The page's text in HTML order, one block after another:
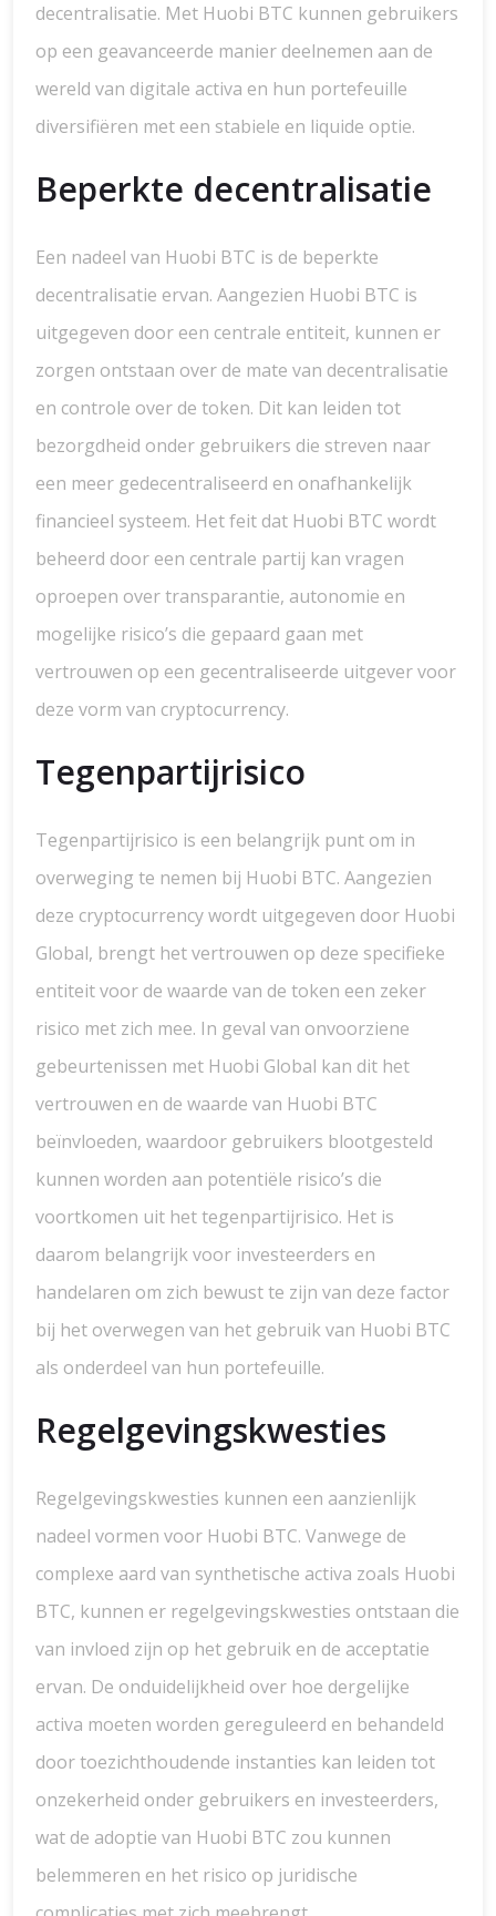
decentralisatie. Met Huobi BTC kunnen gebruikers
op een geavanceerde manier deelnemen aan de
wereld van digitale activa en hun portefeuille
diversifiëren met een stabiele en liquide optie.
Beperkte decentralisatie
Een nadeel van Huobi BTC is de beperkte
decentralisatie ervan. Aangezien Huobi BTC is
uitgegeven door een centrale entiteit, kunnen er
zorgen ontstaan over de mate van decentralisatie
en controle over de token. Dit kan leiden tot
bezorgdheid onder gebruikers die streven naar
een meer gedecentraliseerd en onafhankelijk
financieel systeem. Het feit dat Huobi BTC wordt
beheerd door een centrale partij kan vragen
oproepen over transparantie, autonomie en
mogelijke risico’s die gepaard gaan met
vertrouwen op een gecentraliseerde uitgever voor
deze vorm van cryptocurrency.
Tegenpartijrisico
Tegenpartijrisico is een belangrijk punt om in
overweging te nemen bij Huobi BTC. Aangezien
deze cryptocurrency wordt uitgegeven door Huobi
Global, brengt het vertrouwen op deze specifieke
entiteit voor de waarde van de token een zeker
risico met zich mee. In geval van onvoorziene
gebeurtenissen met Huobi Global kan dit het
vertrouwen en de waarde van Huobi BTC
beïnvloeden, waardoor gebruikers blootgesteld
kunnen worden aan potentiële risico’s die
voortkomen uit het tegenpartijrisico. Het is
daarom belangrijk voor investeerders en
handelaren om zich bewust te zijn van deze factor
bij het overwegen van het gebruik van Huobi BTC
als onderdeel van hun portefeuille.
Regelgevingskwesties
Regelgevingskwesties kunnen een aanzienlijk
nadeel vormen voor Huobi BTC. Vanwege de
complexe aard van synthetische activa zoals Huobi
BTC, kunnen er regelgevingskwesties ontstaan die
van invloed zijn op het gebruik en de acceptatie
ervan. De onduidelijkheid over hoe dergelijke
activa moeten worden gereguleerd en behandeld
door toezichthoudende instanties kan leiden tot
onzekerheid onder gebruikers en investeerders,
wat de adoptie van Huobi BTC zou kunnen
belemmeren en het risico op juridische